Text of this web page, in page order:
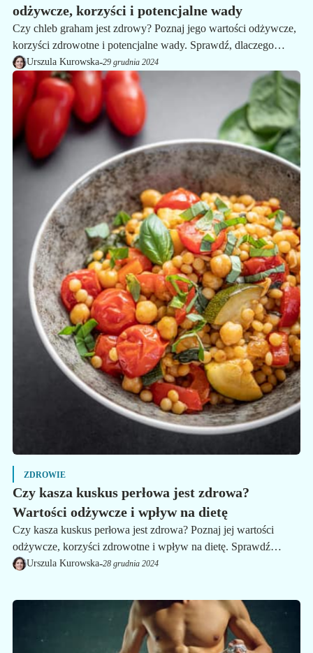
odżywcze, korzyści i potencjalne wady
Czy chleb graham jest zdrowy? Poznaj jego wartości odżywcze,
korzyści zdrowotne i potencjalne wady. Sprawdź, dlaczego
warto go wybrać!
Urszula Kurowska-29 grudnia 2024
ZDROWIE
Czy kasza kuskus perłowa jest zdrowa?
Wartości odżywcze i wpływ na dietę
Czy kasza kuskus perłowa jest zdrowa? Poznaj jej wartości
odżywcze, korzyści zdrowotne i wpływ na dietę. Sprawdź
kalorie, przepisy i dowiedz się, jak włączyć ją do codziennego
Urszula Kurowska-28 grudnia 2024